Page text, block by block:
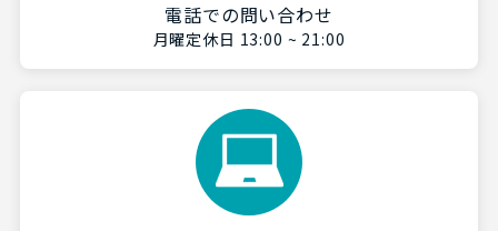
電話での問い合わせ
月曜定休日 13:00 ~ 21:00